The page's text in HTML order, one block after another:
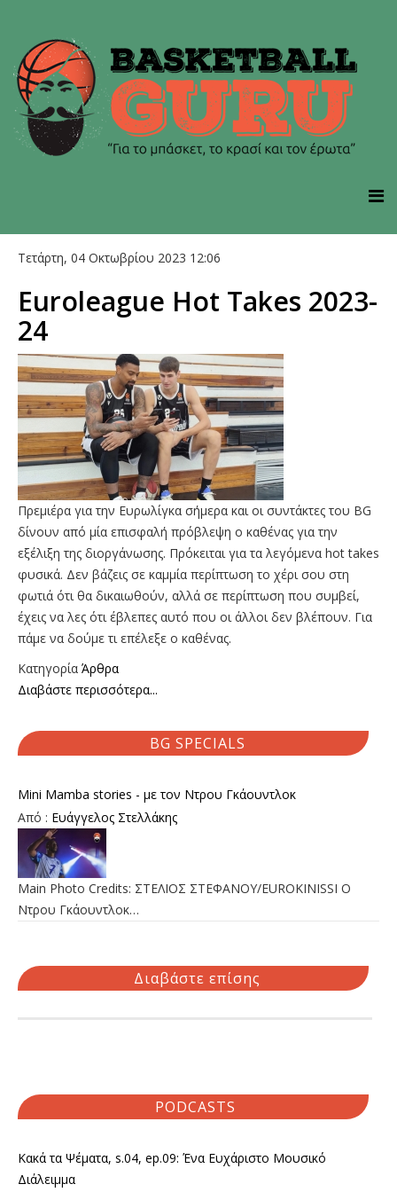
Τετάρτη, 04 Οκτωβρίου 2023 12:06
Euroleague Hot Takes 2023-
24
Πρεμιέρα για την Ευρωλίγκα σήμερα και οι συντάκτες του BG
δίνουν από μία επισφαλή πρόβλεψη ο καθένας για την
εξέλιξη της διοργάνωσης. Πρόκειται για τα λεγόμενα hot takes
φυσικά. Δεν βάζεις σε καμμία περίπτωση το χέρι σου στη
φωτιά ότι θα δικαιωθούν, αλλά σε περίπτωση που συμβεί,
έχεις να λες ότι έβλεπες αυτό που οι άλλοι δεν βλέπουν. Για
πάμε να δούμε τι επέλεξε ο καθένας.
Κατηγορία Άρθρα
Διαβάστε περισσότερα...
BG SPECIALS
Mini Mamba stories - με τον Ντρου Γκάουντλοκ
Από : Ευάγγελος Στελλάκης
Main Photo Credits: ΣΤΕΛΙΟΣ ΣΤΕΦΑΝΟΥ/EUROKINISSI Ο
Ντρου Γκάουντλοκ…
Διαβάστε επίσης
PODCASTS
Κακά τα Ψέματα, s.04, ep.09: Ένα Ευχάριστο Μουσικό
Διάλειμμα